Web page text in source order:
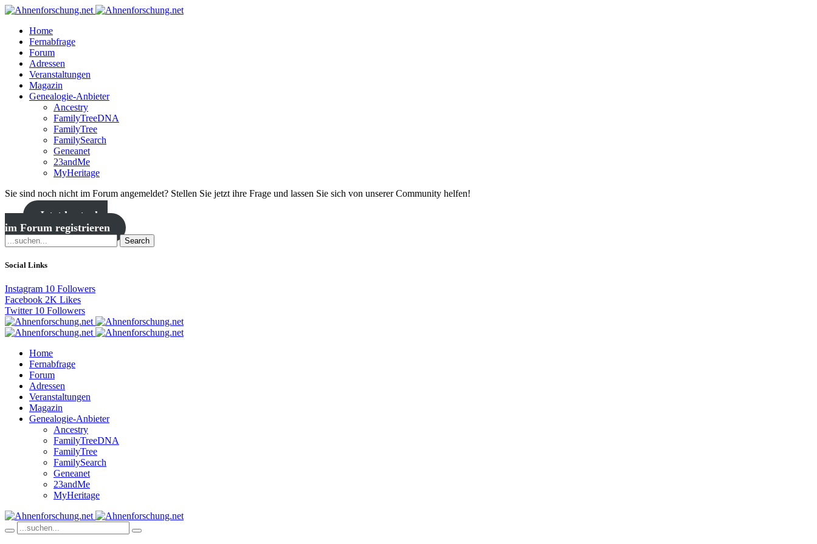
Home
Fernabfrage
Forum
Adressen
Veranstaltungen
Magazin
Genealogie-Anbieter
Ancestry
FamilyTreeDNA
FamilyTree
FamilySearch
Geneanet
23andMe
MyHeritage
Sie sind noch nicht im Forum angemeldet? Stellen Sie jetzt ihre Frage und lassen Sie sich von unserer Community helfen!
Jetzt kostenlos
im Forum registrieren
Search
Social Links
Instagram 10 Followers
Facebook 2K Likes
Twitter 10 Followers
Home
Fernabfrage
Forum
Adressen
Veranstaltungen
Magazin
Genealogie-Anbieter
Ancestry
FamilyTreeDNA
FamilyTree
FamilySearch
Geneanet
23andMe
MyHeritage